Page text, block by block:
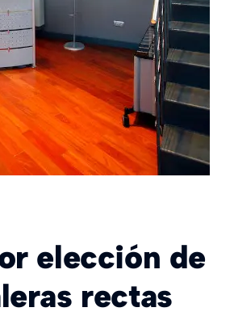
elección de
rectas